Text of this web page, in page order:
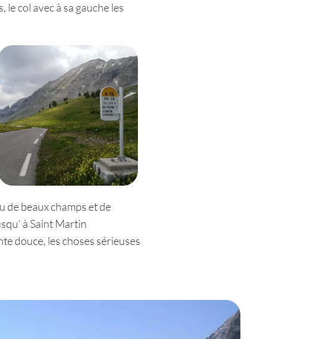
col avec à sa gauche les
de beaux champs et de
à Saint Martin
douce, les choses sérieuses